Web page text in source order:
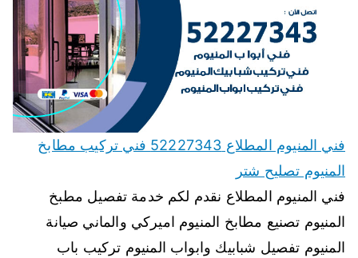
فني المنيوم المطلاع 52227343 فني تركيب مطابخ
المنيوم تصليح شتر
فني المنيوم المطلاع نقدم لكم خدمة تفصيل مطبخ
المنيوم تصنيع مطابخ المنيوم اميركي والماني صيانة
المنيوم تفصيل شبابيك وابواب المنيوم تركيب باب